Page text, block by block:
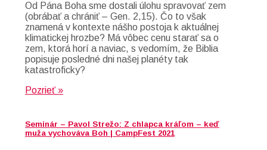
Od Pána Boha sme dostali úlohu spravovať zem
(obrábať a chrániť – Gen. 2,15). Čo to však
znamená v kontexte nášho postoja k aktuálnej
klimatickej hrozbe? Má vôbec cenu starať sa o
zem, ktorá horí a naviac, s vedomím, že Biblia
popisuje posledné dni našej planéty tak
katastroficky?
Pozrieť »
Seminár – Pavol Strežo: Z chlapca kráľom – keď
muža vychováva Boh | CampFest 2021